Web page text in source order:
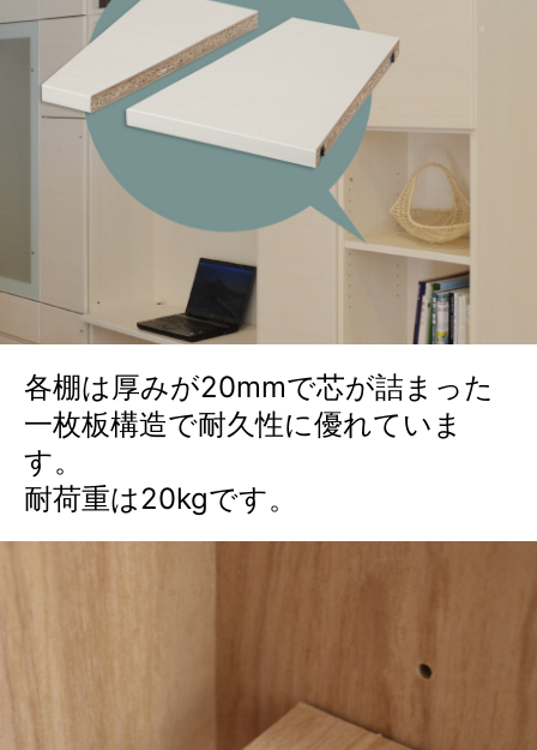
各棚は厚みが20mmで芯が詰まった
一枚板構造で耐久性に優れていま
す。
耐荷重は20kgです。